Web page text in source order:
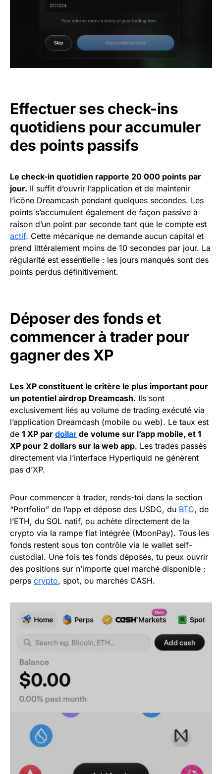
Effectuer ses check-ins
quotidiens pour accumuler
des points passifs
Le check-in quotidien rapporte 20 000 points par
jour. Il suffit d’ouvrir l’application et de maintenir
l’icône Dreamcash pendant quelques secondes. Les
points s’accumulent également de façon passive à
raison d’un point par seconde tant que le compte est
actif. Cette mécanique ne demande aucun capital et
prend littéralement moins de 10 secondes par jour. La
régularité est essentielle : les jours manqués sont des
points perdus définitivement.
Déposer des fonds et
commencer à trader pour
gagner des XP
Les XP constituent le critère le plus important pour
un potentiel airdrop Dreamcash. Ils sont
exclusivement liés au volume de trading exécuté via
l’application Dreamcash (mobile ou web). Le taux est
de 1 XP par dollar de volume sur l’app mobile, et 1
XP pour 2 dollars sur la web app. Les trades passés
directement via l’interface Hyperliquid ne génèrent
pas d’XP.
Pour commencer à trader, rends-toi dans la section
“Portfolio” de l’app et dépose des USDC, du BTC, de
l’ETH, du SOL natif, ou achète directement de la
crypto via la rampe fiat intégrée (MoonPay). Tous les
fonds restent sous ton contrôle via le wallet self-
custodial. Une fois tes fonds déposés, tu peux ouvrir
des positions sur n’importe quel marché disponible :
perps crypto, spot, ou marchés CASH.